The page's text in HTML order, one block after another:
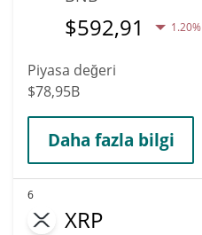
$592,91 1.20%
Piyasa değeri
$78,95B
Daha fazla bilgi
6
XRP